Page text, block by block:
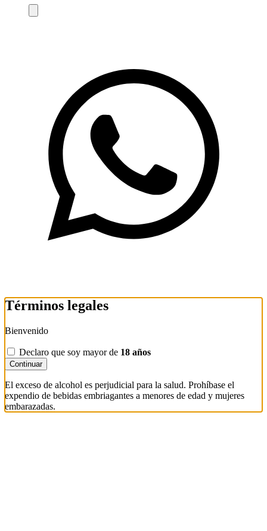
Términos legales
Bienvenido
Declaro que soy mayor de 18 años
Continuar
El exceso de alcohol es perjudicial para la salud. Prohíbase el
expendio de bebidas embriagantes a menores de edad y mujeres
embarazadas.